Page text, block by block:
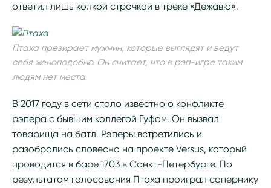
ответил лишь колкой строчкой в треке «Дежавю».
Птаха презирает мужчин, которые выглядят и ведут
себя женоподобно. Он считает, что в рэп-игре таким
людям нет места
В 2017 году в сети стало известно о конфликте
рэпера с бывшим коллегой Гуфом. Он вызвал
товарища на батл. Рэперы встретились и
разобрались словесно на проекте Versus, который
проводится в баре 1703 в Санкт-Петербурге. По
результатам голосования Птаха проиграл сопернику